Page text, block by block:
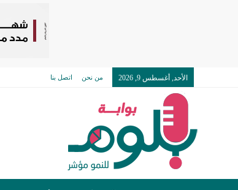
الأحد, أغسطس 9, 2026 من نحن اتصل بنا